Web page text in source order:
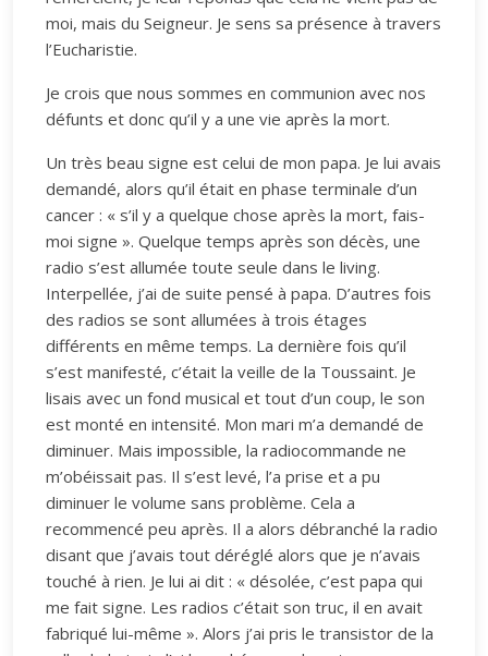
moi, mais du Seigneur. Je sens sa présence à travers
l’Eucharistie.
Je crois que nous sommes en communion avec nos
défunts et donc qu’il y a une vie après la mort.
Un très beau signe est celui de mon papa. Je lui avais
demandé, alors qu’il était en phase terminale d’un
cancer : « s’il y a quelque chose après la mort, fais-
moi signe ». Quelque temps après son décès, une
radio s’est allumée toute seule dans le living.
Interpellée, j’ai de suite pensé à papa. D’autres fois
des radios se sont allumées à trois étages
différents en même temps. La dernière fois qu’il
s’est manifesté, c’était la veille de la Toussaint. Je
lisais avec un fond musical et tout d’un coup, le son
est monté en intensité. Mon mari m’a demandé de
diminuer. Mais impossible, la radiocommande ne
m’obéissait pas. Il s’est levé, l’a prise et a pu
diminuer le volume sans problème. Cela a
recommencé peu après. Il a alors débranché la radio
disant que j’avais tout déréglé alors que je n’avais
touché à rien. Je lui ai dit : « désolée, c’est papa qui
me fait signe. Les radios c’était son truc, il en avait
fabriqué lui-même ». Alors j’ai pris le transistor de la